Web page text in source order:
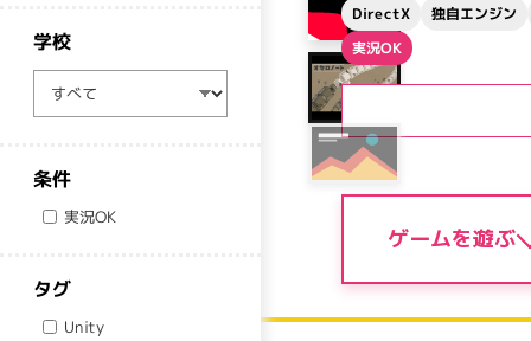
学校
学校
条件
実況OK
タグ
Unity
DirectX 独自エンジン
実況OK
ゲームを遊ぶ